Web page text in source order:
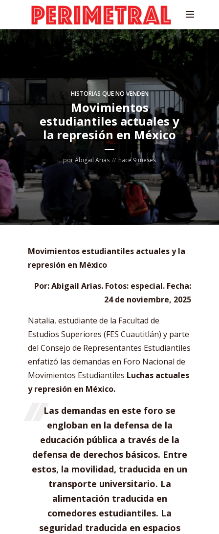
HISTORIAS QUE NO VENDEN
Movimientos
estudiantiles actuales y
la represión en México
porAbigail Arias hace 9 meses
Movimientos estudiantiles actuales y la
represión en México
Por: Abigail Arias. Fotos: especial. Fecha:
24 de noviembre, 2025
Natalia, estudiante de la Facultad de
Estudios Superiores (FES Cuautitlán) y parte
del Consejo de Representantes Estudiantiles
enfatizó las demandas en Foro Nacional de
Movimientos Estudiantiles Luchas actuales
y represión en México.
Las demandas en este foro se
engloban en la defensa de la
educación pública a través de la
defensa de derechos básicos. Entre
estos, la movilidad, traducida en un
transporte universitario. La
alimentación traducida en
comedores estudiantiles. La
seguridad traducida en espacios